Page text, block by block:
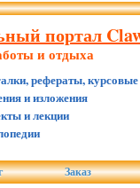
портал
и отдыха
рефераты, курсовые
и изложения
и лекции
Заказ